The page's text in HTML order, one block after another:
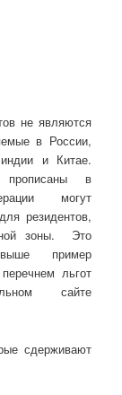
не являются
в России,
и Китае.
в
могут
резидентов,
зоны. Это
пример
льгот
сайте
сдерживают